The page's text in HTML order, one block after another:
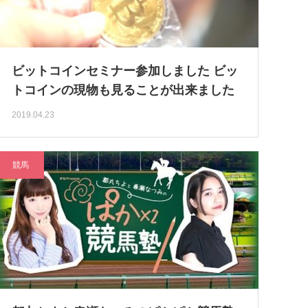
ビットコインセミナー参加しました ビッ
トコインの現物も見ることが出来ました
2019.04.23
競馬